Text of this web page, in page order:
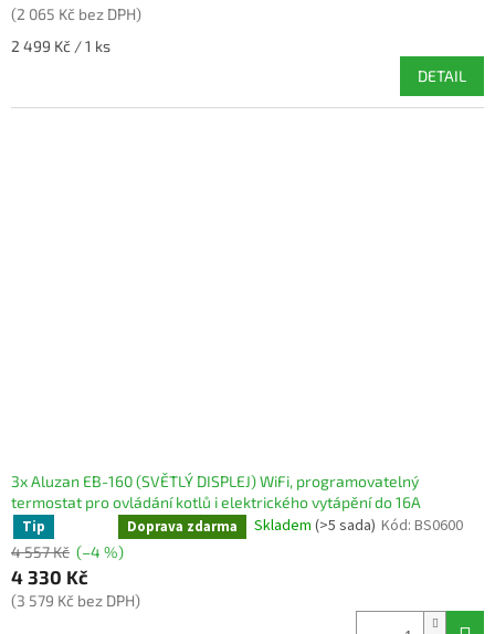
(2 065 Kč bez DPH)
Měrná
2 499 Kč / 1 ks
DETAIL
3x Aluzan EB-160 (SVĚTLÝ DISPLEJ) WiFi, programovatelný
termostat pro ovládání kotlů i elektrického vytápění do 16A
Tip Doprava zdarma Skladem (>5 sada) Kód: BS0600
4 557 Kč (–4 %)
4 330 Kč
(3 579 Kč bez DPH)